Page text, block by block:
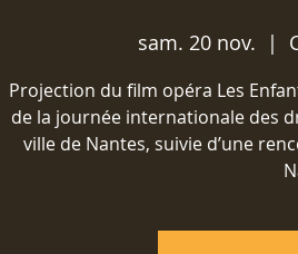
sam. 20 nov.
  |
Projection du film opéra Les
de la journée internationale des
ville de Nantes, suivie d’une